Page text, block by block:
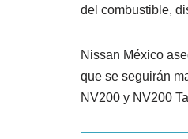
del combustible,
Nissan México
que se seguirán
NV200 y NV200